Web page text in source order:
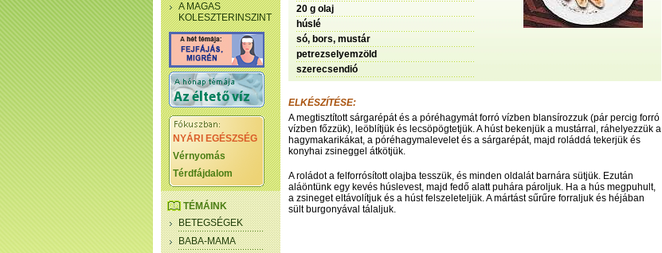
A MAGAS
KOLESZTERINSZINT
NYÁRI EGÉSZSÉG
Vérnyomás
Térdfájdalom
TÉMÁINK
BETEGSÉGEK
BABA-MAMA
20 g olaj
húslé
só, bors, mustár
petrezselyemzöld
szerecsendió
ELKÉSZÍTÉSE:
A megtisztított sárgarépát és a póréhagymát forró vízben blansírozzuk (pár percig forró
vízben főzzük), leöblítjük és lecsöpögtetjük. A húst bekenjük a mustárral, ráhelyezzük a
hagymakarikákat, a póréhagymalevelet és a sárgarépát, majd roláddá tekerjük és
konyhai zsineggel átkötjük.
A roládot a felforrósított olajba tesszük, és minden oldalát barnára sütjük. Ezután
aláöntünk egy kevés húslevest, majd fedő alatt puhára pároljuk. Ha a hús megpuhult,
a zsineget eltávolítjuk és a húst felszeleteljük. A mártást sűrűre forraljuk és héjában
sült burgonyával tálaljuk.